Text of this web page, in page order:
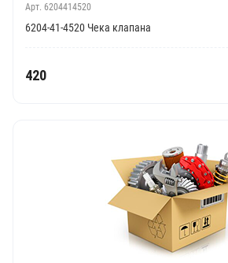
Арт. 6204414520
6204-41-4520 Чека клапана
420